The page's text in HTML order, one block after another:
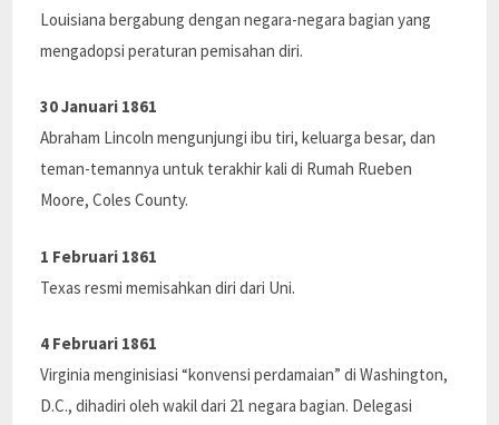
Louisiana bergabung dengan negara-negara bagian yang
mengadopsi peraturan pemisahan diri.
30 Januari 1861
Abraham Lincoln mengunjungi ibu tiri, keluarga besar, dan
teman-temannya untuk terakhir kali di Rumah Rueben
Moore, Coles County.
1 Februari 1861
Texas resmi memisahkan diri dari Uni.
4 Februari 1861
Virginia menginisiasi “konvensi perdamaian” di Washington,
D.C., dihadiri oleh wakil dari 21 negara bagian. Delegasi